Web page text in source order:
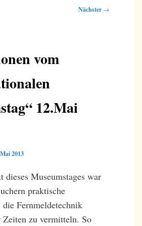
Nächster →
vom
12.Mai
2013
dieses Museumstages war
praktische
Fernmeldetechnik
Zeiten zu vermitteln. So